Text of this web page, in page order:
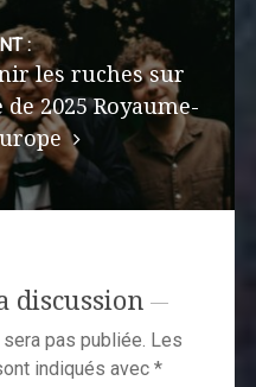
:
les ruches sur
2025 Royaume-
discussion
pas publiée. Les
indiqués avec *